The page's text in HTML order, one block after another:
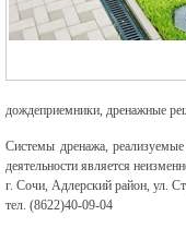
дождеприемники, дренажные
Системы дренажа,
деятельности является
г. Сочи, Адлерский район, ул.
тел. (8622)40-09-04